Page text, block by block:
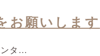
お願いします
ンタ…